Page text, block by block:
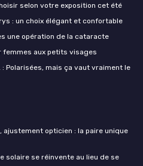
selon votre exposition cet été
: un choix élégant et confortable
une opération de la cataracte
femmes aux petits visages
: Polarisées, mais ça vaut vraiment le
ajustement opticien : la paire unique
solaire se réinvente au lieu de se